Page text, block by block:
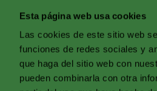
Esta página web usa cookies
Las cookies de este sitio web
funciones de redes sociales y
que haga del sitio web con
pueden combinarla con otra